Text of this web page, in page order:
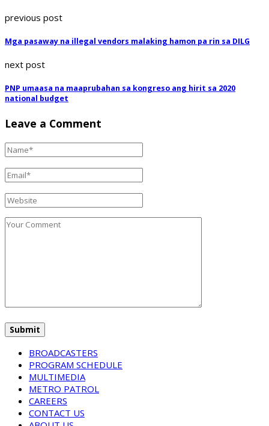
previous post
Mga pasaway na illegal vendors malaking hamon pa rin sa DILG
next post
PNP umaasa na maaprubahan sa kongreso ang hirit sa 2020
national budget
Leave a Comment
BROADCASTERS
PROGRAM SCHEDULE
MULTIMEDIA
METRO PATROL
CAREERS
CONTACT US